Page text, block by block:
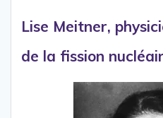
Lise Meitner,
de la fission